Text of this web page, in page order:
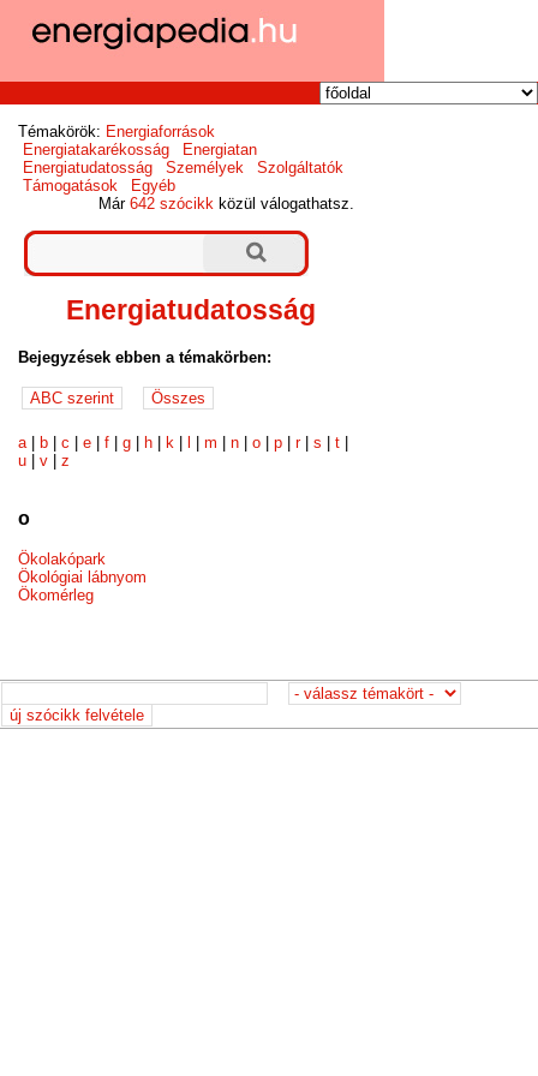
Témakörök: Energiaforrások
Energiatakarékosság
Energiatan
Energiatudatosság
Személyek
Szolgáltatók
Támogatások
Egyéb
Már642 szócikk közül válogathatsz.
Energiatudatosság
Bejegyzések ebben a témakörben:
a b |c |e |f |g h k |m |n |o |p |r|s |t
u |v |z
o
Ökolakópark
Ökológiai lábnyom
Ökomérleg